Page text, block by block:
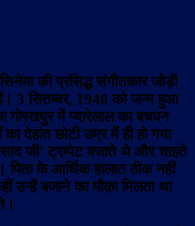
सिनेमा की प्रसिद्ध संगीतकार जोड़ी
3 सितम्बर, 1940 को जन्म हुआ
गोरखपुर में प्यारेलाल का बचपन
देहांत छोटी उम्र में ही हो गया
जी’ ट्रम्पेट बजाते थे और चाहते
पिता के आर्थिक हालात ठीक नहीं
उन्हें बजाने का मौक़ा मिलता था